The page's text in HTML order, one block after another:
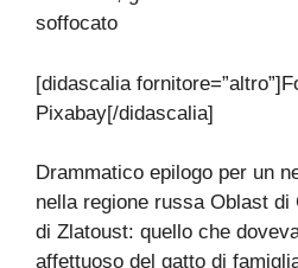
[didascalia
Pixabay[/didascalia]
Drammatico epilogo per un
nella regione russa Oblast
di Zlatoust: quello che
affettuoso del gatto di